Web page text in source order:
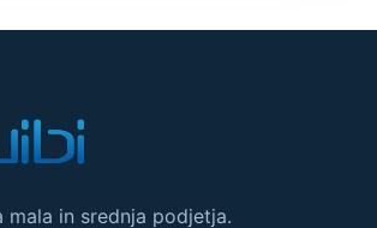
mala in srednja podjetja.